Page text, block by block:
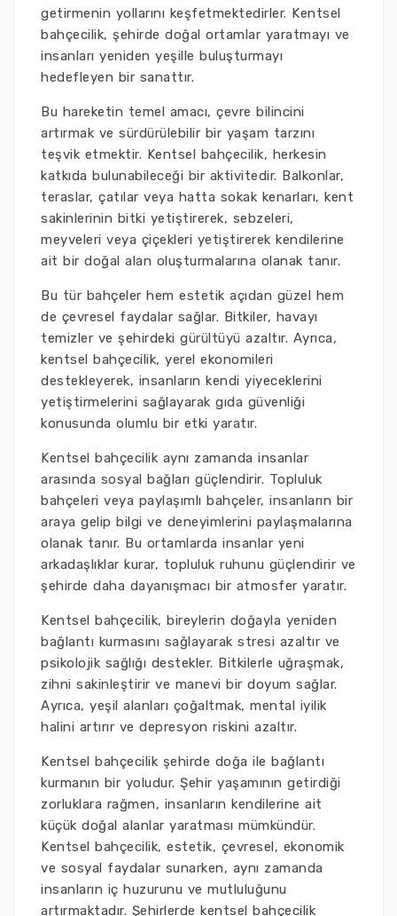
getirmenin yollarını keşfetmektedirler. Kentsel
bahçecilik, şehirde doğal ortamlar yaratmayı ve
insanları yeniden yeşille buluşturmayı
hedefleyen bir sanattır.
Bu hareketin temel amacı, çevre bilincini
artırmak ve sürdürülebilir bir yaşam tarzını
teşvik etmektir. Kentsel bahçecilik, herkesin
katkıda bulunabileceği bir aktivitedir. Balkonlar,
teraslar, çatılar veya hatta sokak kenarları, kent
sakinlerinin bitki yetiştirerek, sebzeleri,
meyveleri veya çiçekleri yetiştirerek kendilerine
ait bir doğal alan oluşturmalarına olanak tanır.
Bu tür bahçeler hem estetik açıdan güzel hem
de çevresel faydalar sağlar. Bitkiler, havayı
temizler ve şehirdeki gürültüyü azaltır. Ayrıca,
kentsel bahçecilik, yerel ekonomileri
destekleyerek, insanların kendi yiyeceklerini
yetiştirmelerini sağlayarak gıda güvenliği
konusunda olumlu bir etki yaratır.
Kentsel bahçecilik aynı zamanda insanlar
arasında sosyal bağları güçlendirir. Topluluk
bahçeleri veya paylaşımlı bahçeler, insanların bir
araya gelip bilgi ve deneyimlerini paylaşmalarına
olanak tanır. Bu ortamlarda insanlar yeni
arkadaşlıklar kurar, topluluk ruhunu güçlendirir ve
şehirde daha dayanışmacı bir atmosfer yaratır.
Kentsel bahçecilik, bireylerin doğayla yeniden
bağlantı kurmasını sağlayarak stresi azaltır ve
psikolojik sağlığı destekler. Bitkilerle uğraşmak,
zihni sakinleştirir ve manevi bir doyum sağlar.
Ayrıca, yeşil alanları çoğaltmak, mental iyilik
halini artırır ve depresyon riskini azaltır.
Kentsel bahçecilik şehirde doğa ile bağlantı
kurmanın bir yoludur. Şehir yaşamının getirdiği
zorluklara rağmen, insanların kendilerine ait
küçük doğal alanlar yaratması mümkündür.
Kentsel bahçecilik, estetik, çevresel, ekonomik
ve sosyal faydalar sunarken, aynı zamanda
insanların iç huzurunu ve mutluluğunu
artırmaktadır. Şehirlerde kentsel bahçecilik